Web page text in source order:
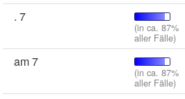
. 7
(in ca. 87%
aller Fälle)
am 7
(in ca. 87%
aller Fälle)